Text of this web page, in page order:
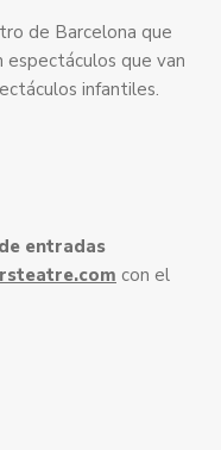
de Barcelona que
espectáculos que van
infantiles.
entradas
con el